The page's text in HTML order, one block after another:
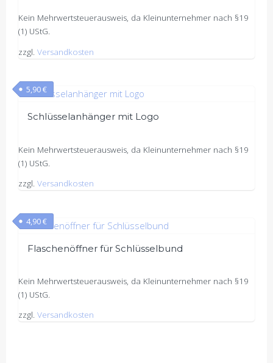
Kein Mehrwertsteuerausweis, da Kleinunternehmer nach §19
(1) UStG.
zzgl. Versandkosten
Schlüsselanhänger mit Logo
5,90€
Kein Mehrwertsteuerausweis, da Kleinunternehmer nach §19
(1) UStG.
zzgl. Versandkosten
Flaschenöffner für Schlüsselbund
4,90€
Kein Mehrwertsteuerausweis, da Kleinunternehmer nach §19
(1) UStG.
zzgl. Versandkosten